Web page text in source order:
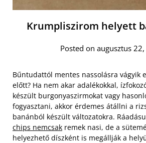
Krumpliszirom helyett
Posted on augusztus
Bűntudattól mentes nassolásra vágyik
előtt? Ha nem akar adalékokkal,
készült burgonyaszirmokat vagy
fogyasztani, akkor érdemes átállni a
banánból készült változatokra.
chips nemcsak remek nasi, de a
helyezhető díszként is megállják a